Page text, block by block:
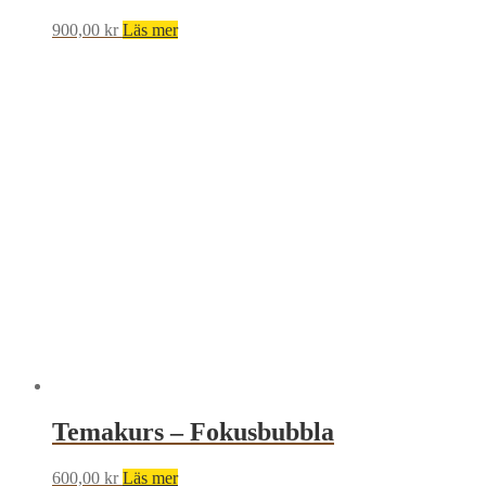
900,00 kr Läs mer
Temakurs – Fokusbubbla
600,00 kr Läs mer